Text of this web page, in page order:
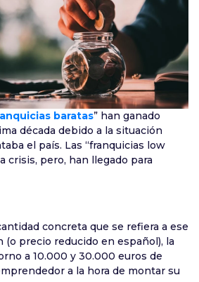
baratas” han ganado
década debido a la situación
el país. Las “franquicias low
crisis, pero, han llegado para
concreta que se refiera a ese
precio reducido en español), la
a 10.000 y 30.000 euros de
a la hora de montar su